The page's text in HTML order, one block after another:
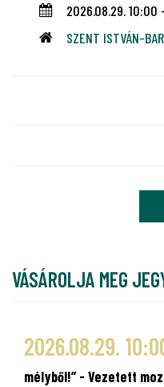
2026.08.29. 10:00
SZENT ISTVÁN-
VÁSÁROLJA MEG
2026.08.29.
mélyből!” - Vezetett